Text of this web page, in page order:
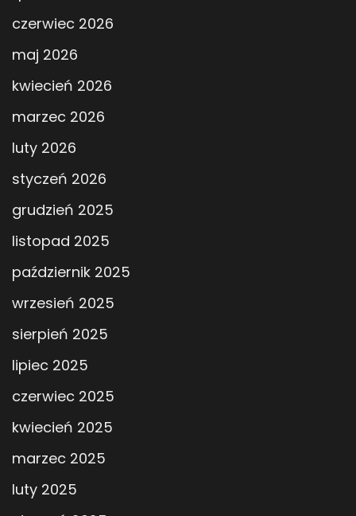
czerwiec 2026
maj 2026
kwiecień 2026
marzec 2026
luty 2026
styczeń 2026
grudzień 2025
listopad 2025
październik 2025
wrzesień 2025
sierpień 2025
lipiec 2025
czerwiec 2025
kwiecień 2025
marzec 2025
luty 2025